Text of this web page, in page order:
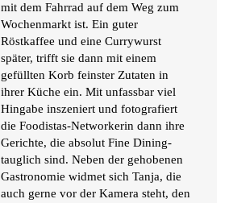
mit dem Fahrrad auf dem Weg zum
Wochenmarkt ist. Ein guter
Röstkaffee und eine Currywurst
später, trifft sie dann mit einem
gefüllten Korb feinster Zutaten in
ihrer Küche ein. Mit unfassbar viel
Hingabe inszeniert und fotografiert
die Foodistas-Networkerin dann ihre
Gerichte, die absolut Fine Dining-
tauglich sind. Neben der gehobenen
Gastronomie widmet sich Tanja, die
auch gerne vor der Kamera steht, den